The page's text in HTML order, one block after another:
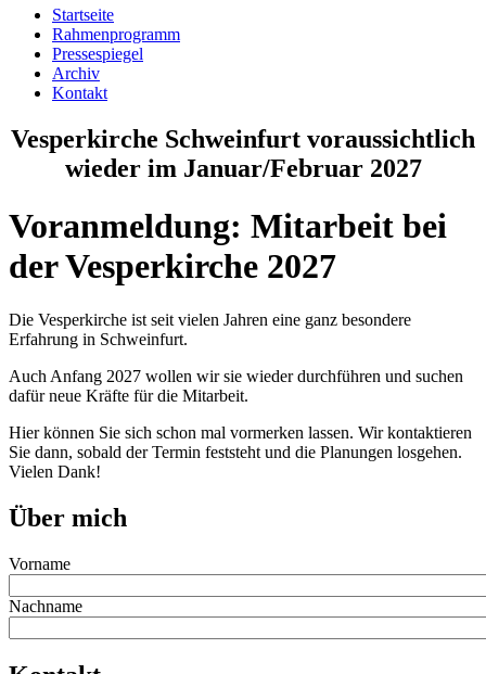
Startseite
Rahmenprogramm
Pressespiegel
Archiv
Kontakt
Vesperkirche Schweinfurt voraussichtlich
wieder im Januar/Februar 2027
Voranmeldung: Mitarbeit bei
der Vesperkirche 2027
Die Vesperkirche ist seit vielen Jahren eine ganz besondere
Erfahrung in Schweinfurt.
Auch Anfang 2027 wollen wir sie wieder durchführen und suchen
dafür neue Kräfte für die Mitarbeit.
Hier können Sie sich schon mal vormerken lassen. Wir kontaktieren
Sie dann, sobald der Termin feststeht und die Planungen losgehen.
Vielen Dank!
Über mich
Vorname
Nachname